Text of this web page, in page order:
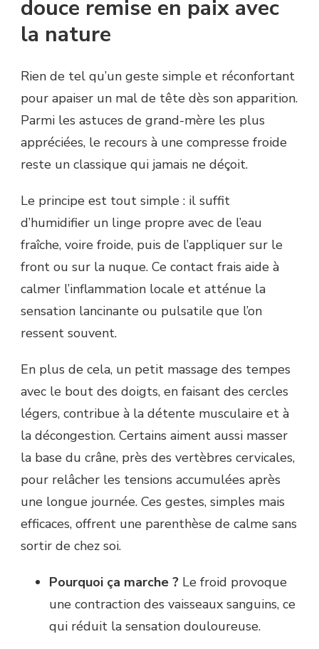
douce remise en paix avec
la nature
Rien de tel qu’un geste simple et réconfortant
pour apaiser un mal de tête dès son apparition.
Parmi les astuces de grand-mère les plus
appréciées, le recours à une compresse froide
reste un classique qui jamais ne déçoit.
Le principe est tout simple : il suffit
d’humidifier un linge propre avec de l’eau
fraîche, voire froide, puis de l’appliquer sur le
front ou sur la nuque. Ce contact frais aide à
calmer l’inflammation locale et atténue la
sensation lancinante ou pulsatile que l’on
ressent souvent.
En plus de cela, un petit massage des tempes
avec le bout des doigts, en faisant des cercles
légers, contribue à la détente musculaire et à
la décongestion. Certains aiment aussi masser
la base du crâne, près des vertèbres cervicales,
pour relâcher les tensions accumulées après
une longue journée. Ces gestes, simples mais
efficaces, offrent une parenthèse de calme sans
sortir de chez soi.
Pourquoi ça marche ? Le froid provoque
une contraction des vaisseaux sanguins, ce
qui réduit la sensation douloureuse.